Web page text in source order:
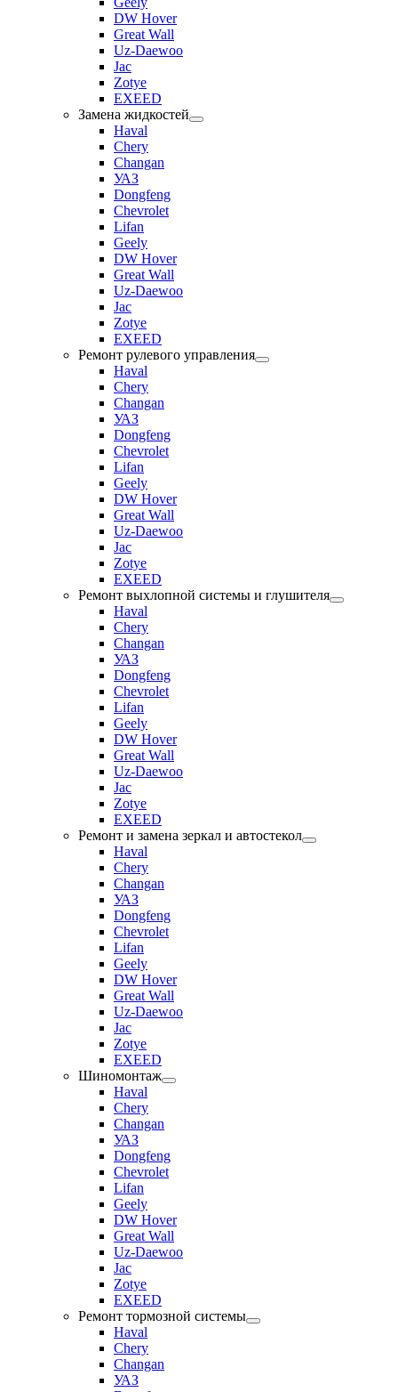
DW Hover
Great Wall
Uz-Daewoo
Jac
Zotye
EXEED
Замена жидкостей
Haval
Chery
Changan
УАЗ
Dongfeng
Chevrolet
Lifan
Geely
DW Hover
Great Wall
Uz-Daewoo
Jac
Zotye
EXEED
Ремонт рулевого управления
Haval
Chery
Changan
УАЗ
Dongfeng
Chevrolet
Lifan
Geely
DW Hover
Great Wall
Uz-Daewoo
Jac
Zotye
EXEED
Ремонт выхлопной системы и глушителя
Haval
Chery
Changan
УАЗ
Dongfeng
Chevrolet
Lifan
Geely
DW Hover
Great Wall
Uz-Daewoo
Jac
Zotye
EXEED
Ремонт и замена зеркал и автостекол
Haval
Chery
Changan
УАЗ
Dongfeng
Chevrolet
Lifan
Geely
DW Hover
Great Wall
Uz-Daewoo
Jac
Zotye
EXEED
Шиномонтаж
Haval
Chery
Changan
УАЗ
Dongfeng
Chevrolet
Lifan
Geely
DW Hover
Great Wall
Uz-Daewoo
Jac
Zotye
EXEED
Ремонт тормозной системы
Haval
Chery
Changan
УАЗ